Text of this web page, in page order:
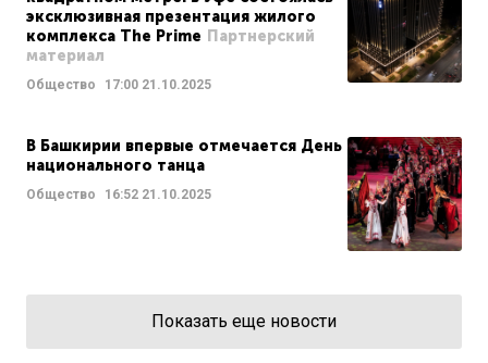
эксклюзивная презентация жилого
комплекса The Prime Партнерский
материал
Общество 17:00 21.10.2025
В Башкирии впервые отмечается День
национального танца
Общество 16:52 21.10.2025
Показать еще новости